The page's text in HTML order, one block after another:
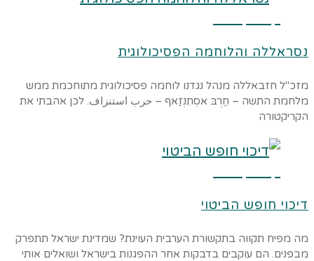
נסראללה והלוחמה הפסיכולוגית
מזכ"ל חזבאללה מנהל נגדנו לוחמה פסיכולוגית מתוחכמת ממש
מלחמת התשה – חַרְבּ אסְתִנְזַאף – حرب استنزاف. לכן אהבתי את
הקריקטורה
דיכוי חופש הביטוי
מה מפיח תקווה בתקשורת הערבית העוינת? שמדינת ישראל תתפרק
מבפנים. הם עוקבים בדבקות אחר ההפגנות בישראל ושואלים אותי